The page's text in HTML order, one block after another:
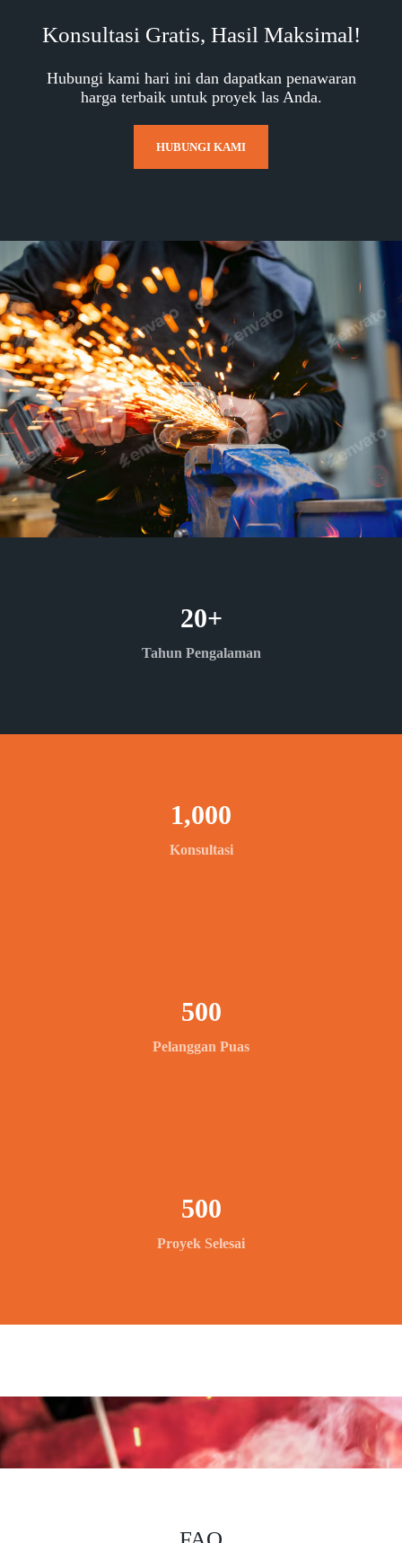
Konsultasi Gratis, Hasil Maksimal!
Hubungi kami hari ini dan dapatkan penawaran
harga terbaik untuk proyek las Anda.
HUBUNGI KAMI
Tahun Pengalaman
20+
Konsultasi
1,000
Pelanggan Puas
500
Proyek Selesai
500